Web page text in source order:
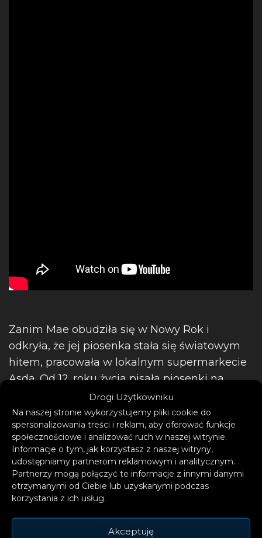
Drogi Użytkowniku
Na naszej stronie wykorzystujemy pliki cookie do
spersonalizowania treści i reklam, aby oferować funkcje
społecznościowe i analizować ruch w naszej witrynie.
Informacje o tym, jak korzystasz z naszej witryny,
udostępniamy partnerom reklamowym i analitycznym.
Partnerzy mogą połączyć te informacje z innymi danymi
otrzymanymi od Ciebie lub uzyskanymi podczas
korzystania z ich usług.
Akceptuję
Zanim Mae obudziła się w Nowy Rok i
odkryła, że jej piosenka stała się światowym
hitem, pracowała w lokalnym supermarkecie
Asda. Od 12. roku życia pisała piosenki na
starym pianinie babci, próbując poradzić
sobie z trudami dorastania.
– Jako dziecko miałam w sobie
sporo złości, zwłaszcza gdy
Nieustannie poszukiwałam